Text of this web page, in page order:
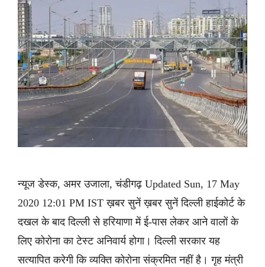
न्यूज डेस्क, अमर उजाला, चंडीगढ़ Updated Sun, 17 May
2020 12:01 PM IST ख़बर सुनें ख़बर सुनें दिल्ली हाईकोर्ट के
दखल के बाद दिल्ली से हरियाणा में ई-पास लेकर आने वालों के
लिए कोरोना का टेस्ट अनिवार्य होगा। दिल्ली सरकार यह
सत्यापित करेगी कि व्यक्ति कोरोना संक्रमित नहीं है। गृह मंत्री